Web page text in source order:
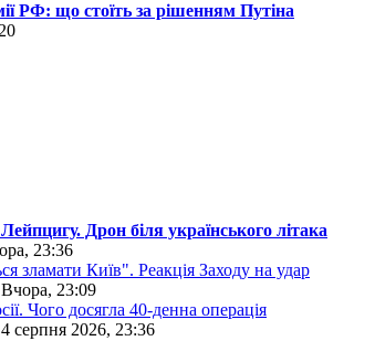
РФ: що стоїть за рішенням Путіна
Дрон біля українського літака
23:36
зламати Київ". Реакція Заходу на удар
23:09
Чого досягла 40-денна операція
серпня 2026, 23:36